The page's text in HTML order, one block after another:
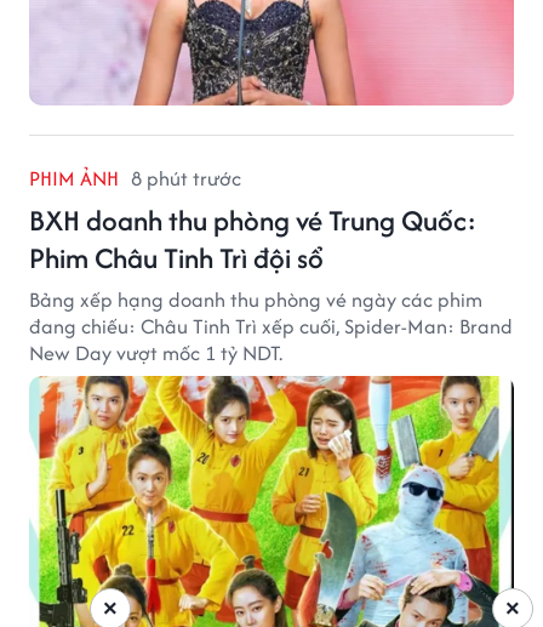
PHIM ẢNH 8 phút trước
BXH doanh thu phòng vé Trung Quốc:
Phim Châu Tinh Trì đội sổ
Bảng xếp hạng doanh thu phòng vé ngày các phim
đang chiếu: Châu Tinh Trì xếp cuối, Spider-Man: Brand
New Day vượt mốc 1 tỷ NDT.
×
×